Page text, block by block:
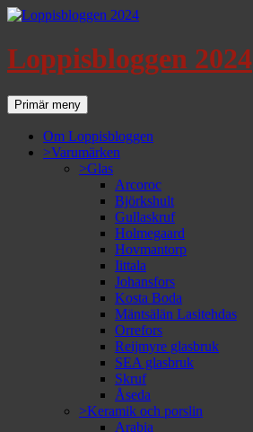
Loppisbloggen 2024
SökPrimär meny
till
innehåll
Om Loppisbloggen
>Varumärken
>Glas
Arcoroc
Björkshult
Gullaskruf
Holmegaard
Hovmantorp
Iittala
Johansfors
Kosta Boda
Mäntsälän Lasitehdas
Orrefors
Reijmyre glasbruk
SEA glasbruk
Skruf
Åseda
>Keramik och porslin
Arabia